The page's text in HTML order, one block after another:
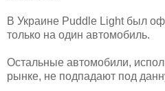
В Украине Puddle Light был
только на один автомобиль.
Остальные автомобили,
рынке, не подпадают под